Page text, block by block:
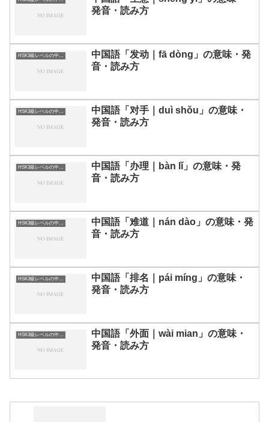
発音・読み方
HSK3級レベルの中国語
中国語「发动｜fā dòng」の意味・発
音・読み方
HSK3級レベルの中国語
中国語「对手｜duì shǒu」の意味・
発音・読み方
HSK3級レベルの中国語
中国語「办理｜bàn lǐ」の意味・発
音・読み方
HSK3級レベルの中国語
中国語「难道｜nán dào」の意味・発
音・読み方
中国語「排名｜pái míng」の意味・
発音・読み方
中国語「外面｜wài mian」の意味・
発音・読み方